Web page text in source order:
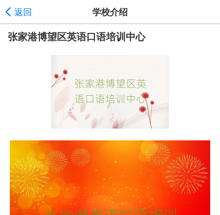
返回 学校介绍
张家港博望区英语口语培训中心